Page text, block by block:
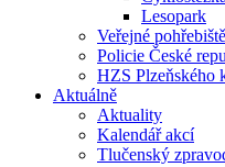
Lesopark
Veřejné pohřebiště
Policie České
HZS Plzeňského
Aktuálně
Aktuality
Kalendář akcí
Tlučenský